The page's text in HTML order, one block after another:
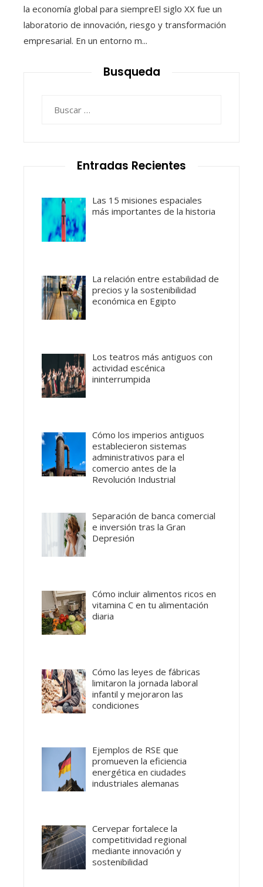
la economía global para siempreEl siglo XX fue un
laboratorio de innovación, riesgo y transformación
empresarial. En un entorno m...
Busqueda
Entradas Recientes
Las 15 misiones espaciales
más importantes de la historia
La relación entre estabilidad de
precios y la sostenibilidad
económica en Egipto
Los teatros más antiguos con
actividad escénica
ininterrumpida
Cómo los imperios antiguos
establecieron sistemas
administrativos para el
comercio antes de la
Revolución Industrial
Separación de banca comercial
e inversión tras la Gran
Depresión
Cómo incluir alimentos ricos en
vitamina C en tu alimentación
diaria
Cómo las leyes de fábricas
limitaron la jornada laboral
infantil y mejoraron las
condiciones
Ejemplos de RSE que
promueven la eficiencia
energética en ciudades
industriales alemanas
Cervepar fortalece la
competitividad regional
mediante innovación y
sostenibilidad